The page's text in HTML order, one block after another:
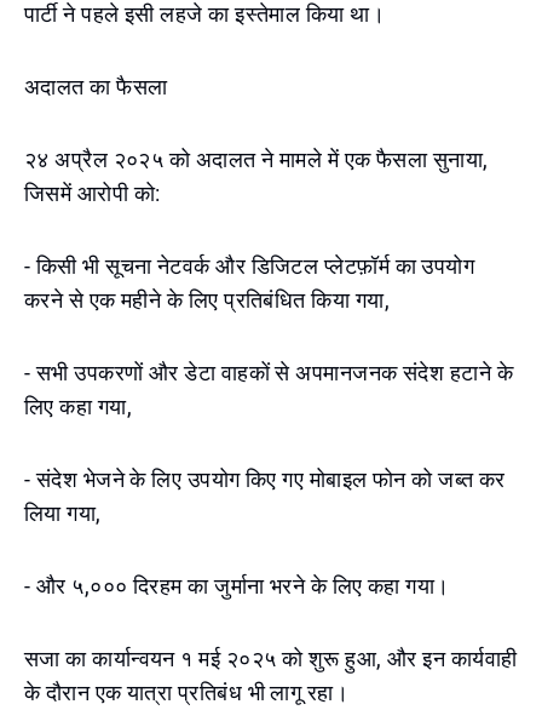
पार्टी ने पहले इसी लहजे का इस्तेमाल किया था।
अदालत का फैसला
२४ अप्रैल २०२५ को अदालत ने मामले में एक फैसला सुनाया,
जिसमें आरोपी को:
- किसी भी सूचना नेटवर्क और डिजिटल प्लेटफ़ॉर्म का उपयोग
करने से एक महीने के लिए प्रतिबंधित किया गया,
- सभी उपकरणों और डेटा वाहकों से अपमानजनक संदेश हटाने के
लिए कहा गया,
- संदेश भेजने के लिए उपयोग किए गए मोबाइल फोन को जब्त कर
लिया गया,
- और ५,००० दिरहम का जुर्माना भरने के लिए कहा गया।
सजा का कार्यान्वयन १ मई २०२५ को शुरू हुआ, और इन कार्यवाही
के दौरान एक यात्रा प्रतिबंध भी लागू रहा।